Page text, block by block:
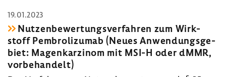
19.01.2023
Nutzen­be­wer­tungs­ver­fahren zum Wirk­
stoff Pembro­li­zumab (Neues Anwen­dungs­ge­
biet: Magen­kar­zinom mit MSI-H oder dMMR,
vorbe­han­delt)